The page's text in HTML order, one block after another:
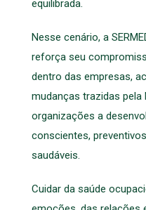
equilibrada.
Nesse cenário, a
reforça seu
dentro das empresas,
mudanças trazidas pela
organizações a
conscientes,
saudáveis.
Cuidar da saúde